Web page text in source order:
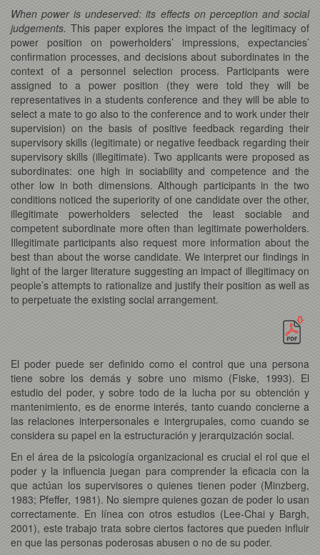
When power is undeserved: its effects on perception and social
judgements. This paper explores the impact of the legitimacy of
power position on powerholders’ impressions, expectancies’
confirmation processes, and decisions about subordinates in the
context of a personnel selection process. Participants were
assigned to a power position (they were told they will be
representatives in a students conference and they will be able to
select a mate to go also to the conference and to work under their
supervision) on the basis of positive feedback regarding their
supervisory skills (legitimate) or negative feedback regarding their
supervisory skills (illegitimate). Two applicants were proposed as
subordinates: one high in sociability and competence and the
other low in both dimensions. Although participants in the two
conditions noticed the superiority of one candidate over the other,
illegitimate powerholders selected the least sociable and
competent subordinate more often than legitimate powerholders.
Illegitimate participants also request more information about the
best than about the worse candidate. We interpret our findings in
light of the larger literature suggesting an impact of illegitimacy on
people’s attempts to rationalize and justify their position as well as
to perpetuate the existing social arrangement.
El poder puede ser definido como el control que una persona
tiene sobre los demás y sobre uno mismo (Fiske, 1993). El
estudio del poder, y sobre todo de la lucha por su obtención y
mantenimiento, es de enorme interés, tanto cuando concierne a
las relaciones interpersonales e intergrupales, como cuando se
considera su papel en la estructuración y jerarquización social.
En el área de la psicología organizacional es crucial el rol que el
poder y la influencia juegan para comprender la eficacia con la
que actúan los supervisores o quienes tienen poder (Minzberg,
1983; Pfeffer, 1981). No siempre quienes gozan de poder lo usan
correctamente. En línea con otros estudios (Lee-Chai y Bargh,
2001), este trabajo trata sobre ciertos factores que pueden influir
en que las personas poderosas abusen o no de su poder.